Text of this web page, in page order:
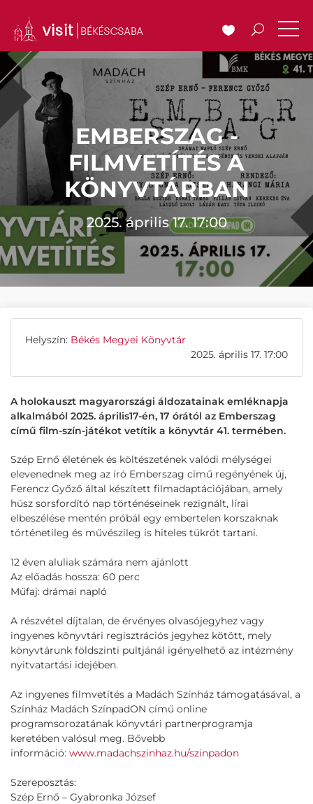
EMBERSZAG -
FILMVETÍTÉS A
KÖNYVTÁRBAN
2025. április 17. 17:00
Helyszín: Békés Megyei Könyvtár
2025. április 17. 17:00
A holokauszt magyarországi áldozatainak emléknapja
alkalmából 2025. április17-én, 17 órától az Emberszag
című film-szín-játékot vetítik a könyvtár 41. termében.
Szép Ernő életének és költészetének valódi mélységei
elevenednek meg az író Emberszag című regényének új,
Ferencz Győző által készített filmadaptációjában, amely
húsz sorsfordító nap történéseinek rezignált, lírai
elbeszélése mentén próbál egy embertelen korszaknak
történetileg és művészileg is hiteles tükröt tartani.
12 éven aluliak számára nem ajánlott
Az előadás hossza: 60 perc
Műfaj: drámai napló
A részvétel díjtalan, de érvényes olvasójegyhez vagy
ingyenes könyvtári regisztrációs jegyhez kötött, mely
könyvtárunk földszinti pultjánál igényelhető az intézmény
nyitvatartási idejében.
Az ingyenes filmvetítés a Madách Színház támogatásával, a
Színház Madách SzínpadON című online
programsorozatának könyvtári partnerprogramja
keretében valósul meg. Bővebb
információ: www.madachszinhaz.hu/szinpadon
Szereposztás:
Szép Ernő – Gyabronka József